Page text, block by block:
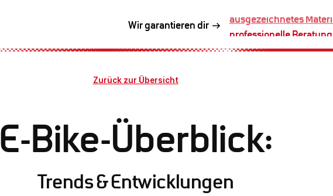
Zurück zur Übersicht
E-Bike-Überblick:
Trends & Entwicklungen
Wir garantieren dir professionelle Beratung